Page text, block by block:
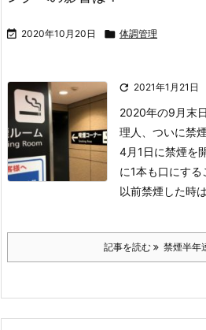
 2020年10月20日  体調管理
 2021年1月21日
2020年の9月末
理人、ついに禁
4月1日に禁煙を
に1本も口にする
以前禁煙した時
記事を読む 禁煙半年